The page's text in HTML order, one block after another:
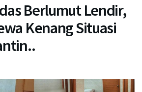
Berlumut Lendir,
Kenang Situasi